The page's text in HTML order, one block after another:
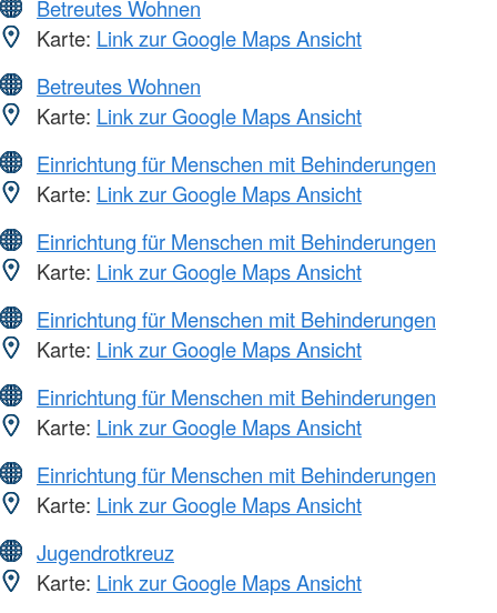
Betreutes Wohnen
Karte: Link zur Google Maps Ansicht
Betreutes Wohnen
Karte: Link zur Google Maps Ansicht
Einrichtung für Menschen mit Behinderungen
Karte: Link zur Google Maps Ansicht
Einrichtung für Menschen mit Behinderungen
Karte: Link zur Google Maps Ansicht
Einrichtung für Menschen mit Behinderungen
Karte: Link zur Google Maps Ansicht
Einrichtung für Menschen mit Behinderungen
Karte: Link zur Google Maps Ansicht
Einrichtung für Menschen mit Behinderungen
Karte: Link zur Google Maps Ansicht
Jugendrotkreuz
Karte: Link zur Google Maps Ansicht